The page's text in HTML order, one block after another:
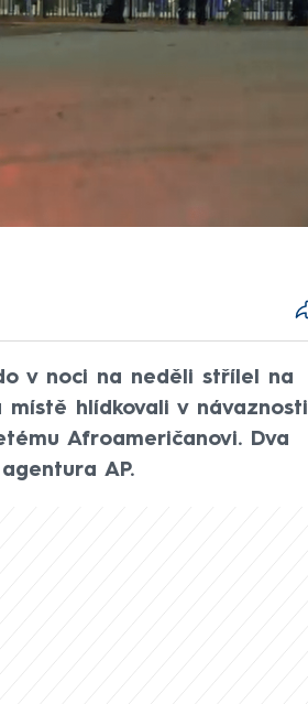
v noci na neděli střílel na
hlídkovali v návaznosti
Afroameričanovi. Dva
AP.